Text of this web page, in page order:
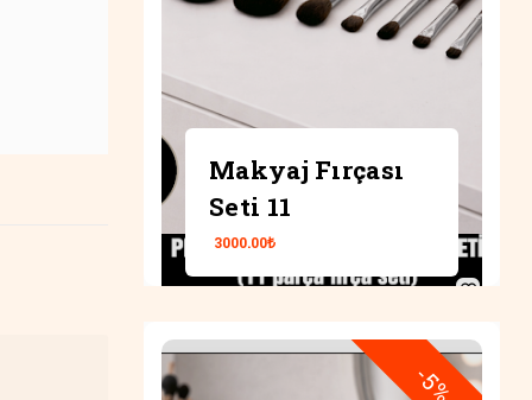
Makyaj Fırçası
Seti 11
3000.00₺
Makyaj Fırçası
Seti 8
3250.00₺
-5%